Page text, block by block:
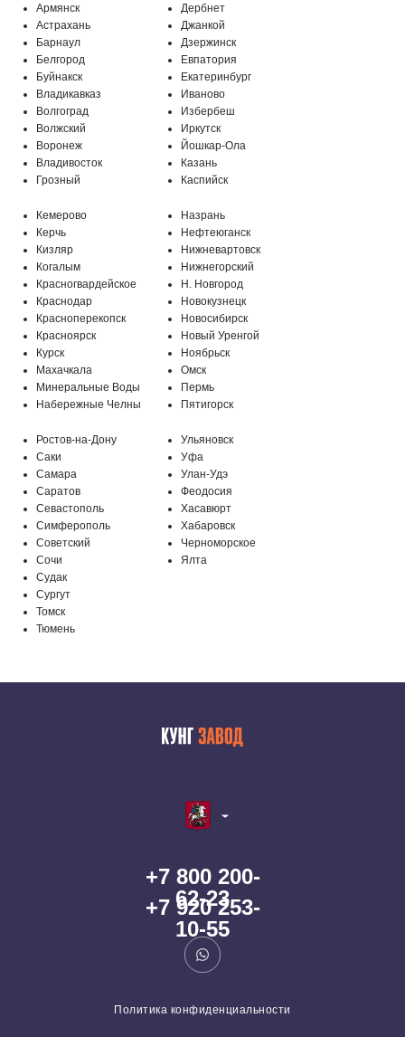
Армянск
Астрахань
Барнаул
Белгород
Буйнакск
Владикавказ
Волгоград
Волжский
Воронеж
Владивосток
Грозный
Дербнет
Джанкой
Дзержинск
Евпатория
Екатеринбург
Иваново
Избербеш
Иркутск
Йошкар-Ола
Казань
Каспийск
Кемерово
Керчь
Кизляр
Когалым
Красногвардейское
Краснодар
Красноперекопск
Красноярск
Курск
Махачкала
Минеральные Воды
Набережные Челны
Назрань
Нефтеюганск
Нижневартовск
Нижнегорский
Н. Новгород
Новокузнецк
Новосибирск
Новый Уренгой
Ноябрьск
Омск
Пермь
Пятигорск
Ростов-на-Дону
Саки
Самара
Саратов
Севастополь
Симферополь
Советский
Сочи
Судак
Сургут
Томск
Тюмень
Ульяновск
Уфа
Улан-Удэ
Феодосия
Хасавюрт
Хабаровск
Черноморское
Ялта
Бережковский проезд, 212
+7 800 200-
62-23
+7 920 253-
10-55
Политика конфиденциальности